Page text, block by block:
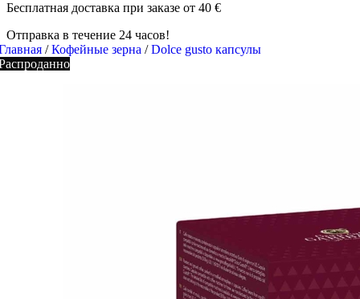
Бесплатная доставка при заказе от 40 €
Отправка в течение 24 часов!
/ Кофейные зерна / Dolce gusto капсулы